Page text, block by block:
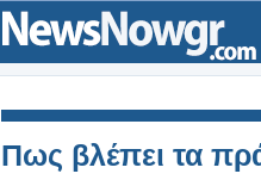
Πως βλέπει τα